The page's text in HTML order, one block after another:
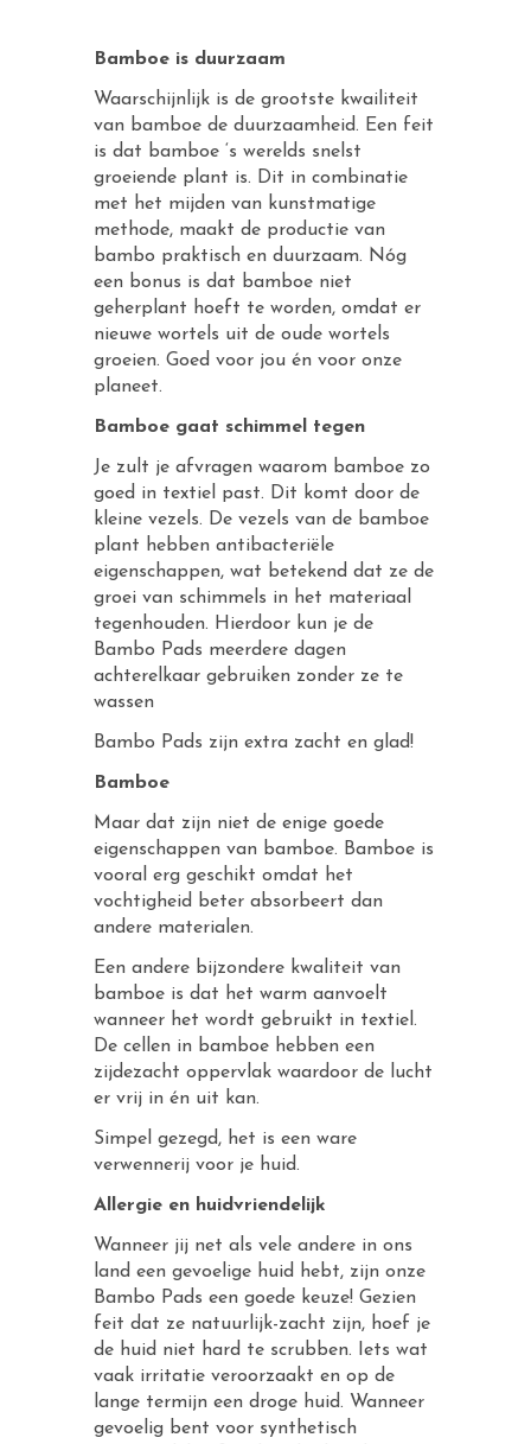
Bamboe is duurzaam
Waarschijnlijk is de grootste kwailiteit
van bamboe de duurzaamheid. Een feit
is dat bamboe ‘s werelds snelst
groeiende plant is. Dit in combinatie
met het mijden van kunstmatige
methode, maakt de productie van
bambo praktisch en duurzaam. Nóg
een bonus is dat bamboe niet
geherplant hoeft te worden, omdat er
nieuwe wortels uit de oude wortels
groeien. Goed voor jou én voor onze
planeet.
Bamboe gaat schimmel tegen
Je zult je afvragen waarom bamboe zo
goed in textiel past. Dit komt door de
kleine vezels. De vezels van de bamboe
plant hebben antibacteriële
eigenschappen, wat betekend dat ze de
groei van schimmels in het materiaal
tegenhouden. Hierdoor kun je de
Bambo Pads meerdere dagen
achterelkaar gebruiken zonder ze te
wassen
Bambo Pads zijn extra zacht en glad!
Bamboe
Maar dat zijn niet de enige goede
eigenschappen van bamboe. Bamboe is
vooral erg geschikt omdat het
vochtigheid beter absorbeert dan
andere materialen.
Een andere bijzondere kwaliteit van
bamboe is dat het warm aanvoelt
wanneer het wordt gebruikt in textiel.
De cellen in bamboe hebben een
zijdezacht oppervlak waardoor de lucht
er vrij in én uit kan.
Simpel gezegd, het is een ware
verwennerij voor je huid.
Allergie en huidvriendelijk
Wanneer jij net als vele andere in ons
land een gevoelige huid hebt, zijn onze
Bambo Pads een goede keuze! Gezien
feit dat ze natuurlijk-zacht zijn, hoef je
de huid niet hard te scrubben. Iets wat
vaak irritatie veroorzaakt en op de
lange termijn een droge huid. Wanneer
gevoelig bent voor synthetisch